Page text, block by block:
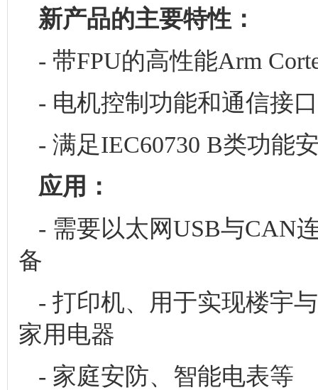
新产品的主要特性：
- 带FPU的高性能Arm
- 电机控制功能和通信接口
- 满足IEC60730 B类功能
应用：
- 需要以太网USB与CAN
备
- 打印机、用于实现楼宇
家用电器
- 家庭安防、智能电表等